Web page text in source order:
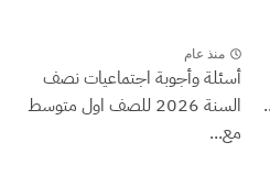
منذ عام
أسئلة وأجوبة اجتماعيات نصف
السنة 2026 للصف اول متوسط
مع...